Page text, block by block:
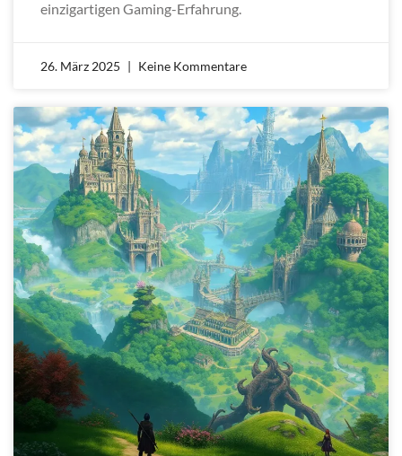
einzigartigen Gaming-Erfahrung.
26. März 2025 Keine Kommentare